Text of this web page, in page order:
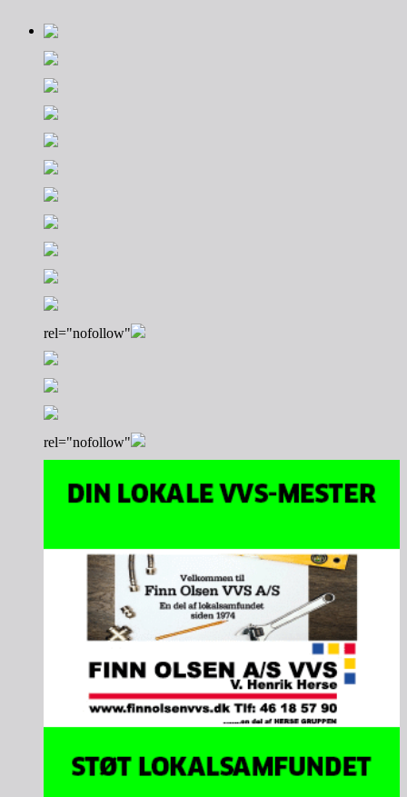
rel="nofollow"
rel="nofollow"